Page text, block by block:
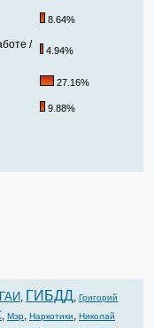
8.64%
/
4.94%
27.16%
9.88%
ГАИ, ГИБДД, Григорий
, Мэр, Наркотики, Николай